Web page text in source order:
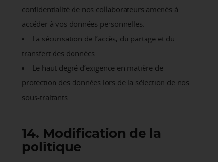
confidentialité de nos collaborateurs amenés à
accéder à vos données personnelles.
La sécurisation de l’accès, du partage et du
transfert des données.
Le haut degré d’exigence en matière de
protection des données lors de la sélection de nos
sous-traitants.
14. Modification de la
politique